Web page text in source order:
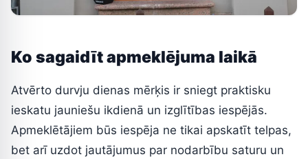
Ko sagaidīt apmeklējuma laikā
Atvērto durvju dienas mērķis ir sniegt praktisku
ieskatu jauniešu ikdienā un izglītības iespējās.
Apmeklētājiem būs iespēja ne tikai apskatīt telpas,
bet arī uzdot jautājumus par nodarbību saturu un